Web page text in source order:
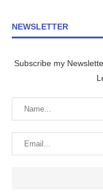
NEWSLETTER
Subscribe my